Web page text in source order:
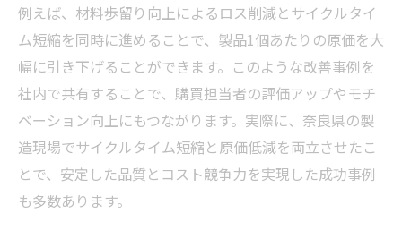
例えば、材料歩留り向上によるロス削減とサイクルタイ
ム短縮を同時に進めることで、製品1個あたりの原価を大
幅に引き下げることができます。このような改善事例を
社内で共有することで、購買担当者の評価アップやモチ
ベーション向上にもつながります。実際に、奈良県の製
造現場でサイクルタイム短縮と原価低減を両立させたこ
とで、安定した品質とコスト競争力を実現した成功事例
も多数あります。